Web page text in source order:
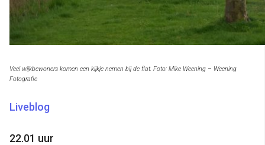
Veel wijkbewoners komen een kijkje nemen bij de flat. Foto: Mike Weening – Weening
Fotografie
Liveblog
22.01 uur